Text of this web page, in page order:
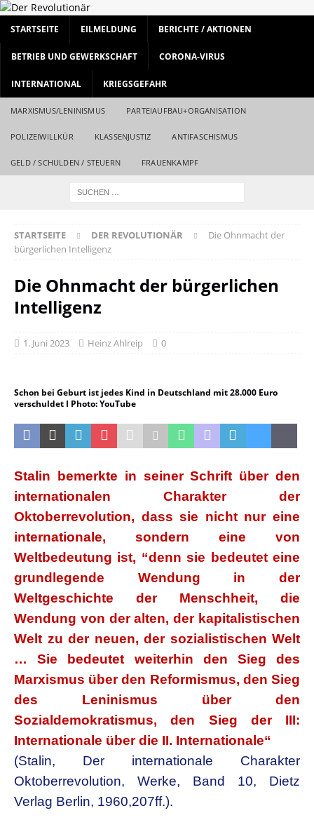
STARTSEITE EILMELDUNG BERICHTE / AKTIONEN
BETRIEB UND GEWERKSCHAFT CORONA-VIRUS
INTERNATIONAL KRIEGSGEFAHR
MARXISMUS/LENINISMUS PARTEIAUFBAU+ORGANISATION
POLIZEIWILLKÜR KLASSENJUSTIZ ANTIFASCHISMUS
GELD / SCHULDEN / STEUERN FRAUENKAMPF
STARTSEITE DER REVOLUTIONÄR
Die Ohnmacht der
bürgerlichen Intelligenz
Die Ohnmacht der bürgerlichen
Intelligenz
1. Juni 2023 Heinz Ahlreip 0
Schon bei Geburt ist jedes Kind in Deutschland mit 28.000 Euro
verschuldet I Photo: YouTube
Stalin bemerkte in seiner Schrift über den
internationalen Charakter der
Oktoberrevolution, dass sie nicht nur eine
internationale, sondern eine von
Weltbedeutung ist, “denn sie
bedeutet eine
grundlegende Wendung in der
Weltgeschichte der Menschheit, die
Wendung von der alten, der kapitalistischen
Welt zu der neuen, der sozialistischen Welt
… Sie bedeutet weiterhin den Sieg des
Marxismus über den Reformismus, den Sieg
des Leninismus über den
Sozialdemokratismus, den Sieg der III:
Internationale über die II. Internationale“
(Stalin, Der internationale Charakter
Oktoberrevolution, Werke, Band 10, Dietz
Verlag Berlin, 1960,207ff.).